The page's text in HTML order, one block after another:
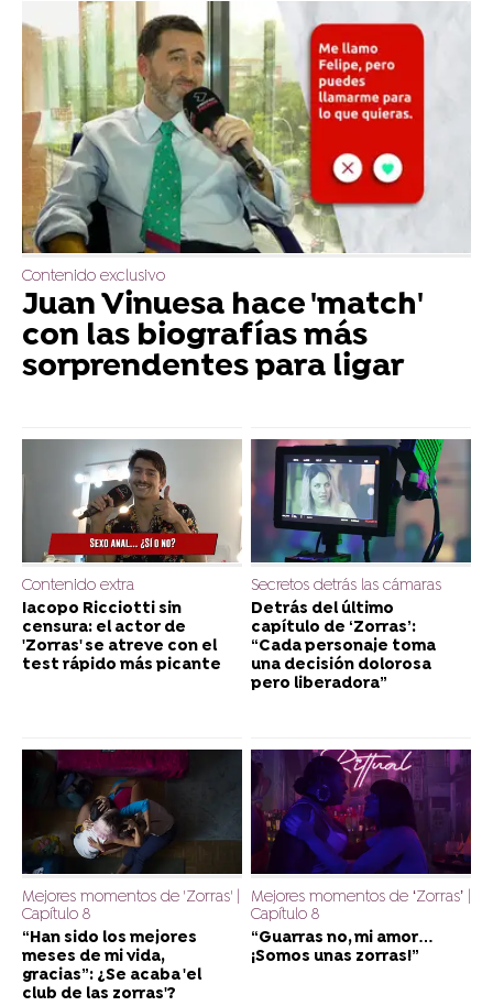
Contenido exclusivo
Juan Vinuesa hace 'match'
con las biografías más
sorprendentes para ligar
Contenido extra
Iacopo Ricciotti sin
censura: el actor de
'Zorras' se atreve con el
test rápido más picante
Secretos detrás las cámaras
Detrás del último
capítulo de ‘Zorras’:
“Cada personaje toma
una decisión dolorosa
pero liberadora”
Mejores momentos de 'Zorras' |
Capítulo 8
“Han sido los mejores
meses de mi vida,
gracias”: ¿Se acaba 'el
club de las zorras'?
Mejores momentos de ‘Zorras’ |
Capítulo 8
“Guarras no, mi amor…
¡Somos unas zorras!”